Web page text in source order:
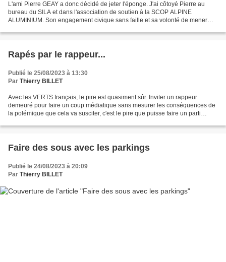
L'ami Pierre GEAY a donc décidé de jeter l'éponge. J'ai côtoyé Pierre au
bureau du SILA et dans l'association de soutien à la SCOP ALPINE
ALUMINIUM. Son engagement civique sans faille et sa volonté de mener
Rapés par le rappeur...
Publié le 25/08/2023 à 13:30
Par Thierry BILLET
Avec les VERTS français, le pire est quasiment sûr. Inviter un rappeur
demeuré pour faire un coup médiatique sans mesurer les conséquences de
la polémique que cela va susciter, c'est le pire que puisse faire un parti
Faire des sous avec les parkings
Publié le 24/08/2023 à 20:09
Par Thierry BILLET